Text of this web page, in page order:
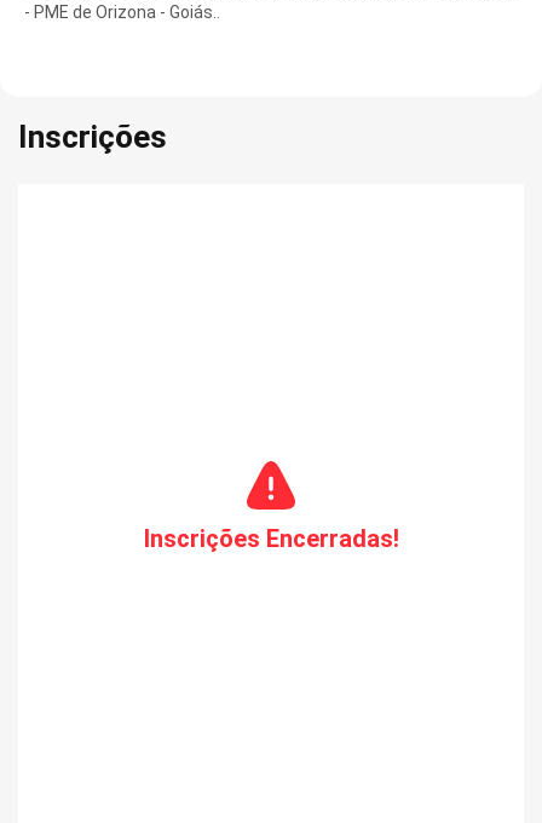
- PME de Orizona - Goiás..
Inscrições
Inscrições Encerradas!